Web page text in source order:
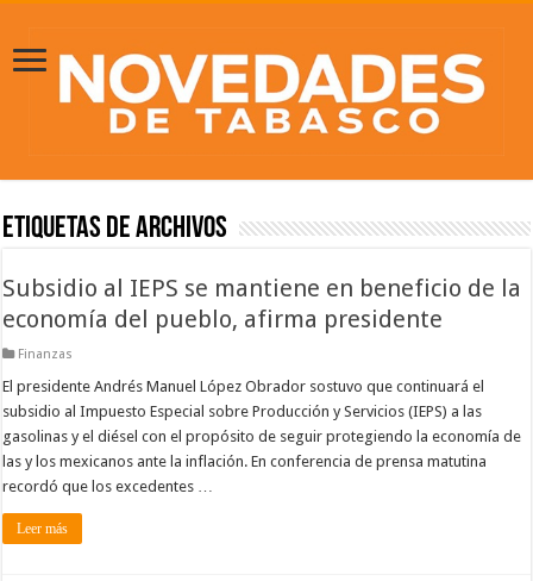
Etiquetas de Archivos
Subsidio al IEPS se mantiene en beneficio de la
economía del pueblo, afirma presidente
Finanzas
El presidente Andrés Manuel López Obrador sostuvo que continuará el
subsidio al Impuesto Especial sobre Producción y Servicios (IEPS) a las
gasolinas y el diésel con el propósito de seguir protegiendo la economía de
las y los mexicanos ante la inflación. En conferencia de prensa matutina
recordó que los excedentes …
Leer más